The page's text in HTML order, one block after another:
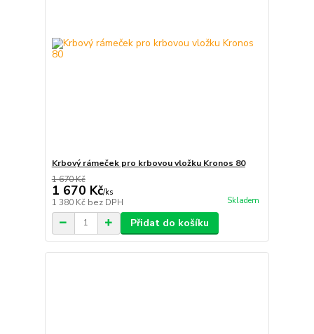
Krbový rámeček pro krbovou vložku Kronos 80
1 670 Kč
1 670 Kč/ks
1 380 Kč bez DPH Skladem
Přidat do košíku